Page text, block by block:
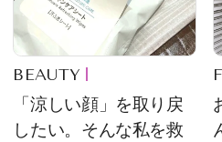
BEAUTY
「涼しい顔」を取り戻
したい。そんな私を救